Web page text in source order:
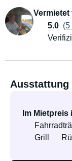
Vermietet
5.0 (5
Ausstattung
Im
Grill